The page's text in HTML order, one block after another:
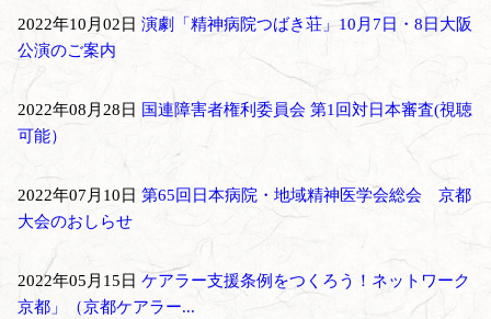
2022年10月02日 演劇「精神病院つばき荘」10月7日・8日大阪
公演のご案内
2022年08月28日
国連障害者権利委員会 第1回対日本審査(視聴
可能）
2022年07月10日 第65回日本病院・地域精神医学会総会 京都
大会のおしらせ
2022年05月15日 ケアラー支援条例をつくろう！ネットワーク
京都」（京都ケアラー...